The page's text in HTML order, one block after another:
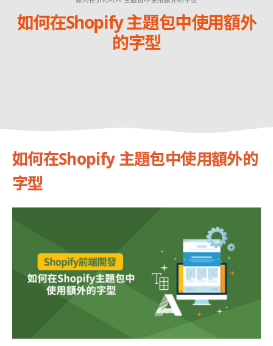
如何在Shopify 主題包中使用額外
的字型
如何在Shopify 主題包中使用額外的
字型